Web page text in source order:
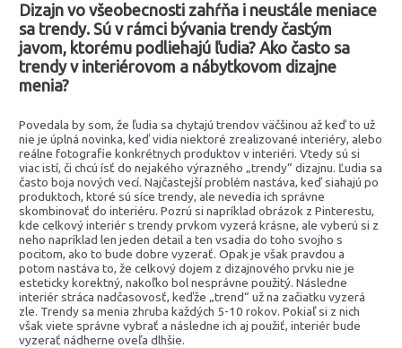
Dizajn vo všeobecnosti zahŕňa i neustále meniace
sa trendy. Sú v rámci bývania trendy častým
javom, ktorému podliehajú ľudia? Ako často sa
trendy v interiérovom a nábytkovom dizajne
menia?
Povedala by som, že ľudia sa chytajú trendov väčšinou až keď to už
nie je úplná novinka, keď vidia niektoré zrealizované interiéry, alebo
reálne fotografie konkrétnych produktov v interiéri. Vtedy sú si
viac istí, či chcú ísť do nejakého výrazného „trendy“ dizajnu. Ľudia sa
často boja nových vecí. Najčastejší problém nastáva, keď siahajú po
produktoch, ktoré sú síce trendy, ale nevedia ich správne
skombinovať do interiéru. Pozrú si napríklad obrázok z Pinterestu,
kde celkový interiér s trendy prvkom vyzerá krásne, ale vyberú si z
neho napríklad len jeden detail a ten vsadia do toho svojho s
pocitom, ako to bude dobre vyzerať. Opak je však pravdou a
potom nastáva to, že celkový dojem z dizajnového prvku nie je
esteticky korektný, nakoľko bol nesprávne použitý. Následne
interiér stráca nadčasovosť, keďže „trend“ už na začiatku vyzerá
zle. Trendy sa menia zhruba každých 5-10 rokov. Pokiaľ si z nich
však viete správne vybrať a následne ich aj použiť, interiér bude
vyzerať nádherne oveľa dlhšie.